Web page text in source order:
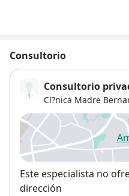
Consultorio
Consultorio
Cl?nica Madre
Disponibilidad
Este especialista no
dirección